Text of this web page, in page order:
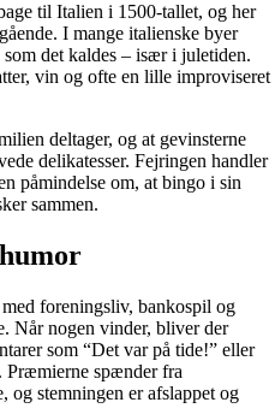
til Italien i 1500-tallet, og her
I mange italienske byer
det kaldes – især i juletiden.
vin og ofte en lille improviseret
deltager, og at gevinsterne
delikatesser. Fejringen handler
påmindelse om, at bingo i sin
sammen.
foreningsliv, bankospil og
Når nogen vinder, bliver der
som “Det var på tide!” eller
Præmierne spænder fra
og stemningen er afslappet og